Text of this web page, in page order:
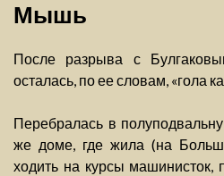
Мышь
После разрыва с
осталась, по ее словам, «гола
Перебралась в
же доме, где жила (на
ходить на курсы машинисток,